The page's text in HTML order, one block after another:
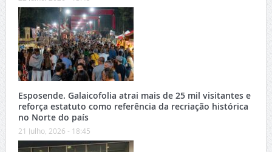
Esposende. Galaicofolia atrai mais de 25 mil visitantes e
reforça estatuto como referência da recriação histórica
no Norte do país
21 Julho, 2026 - 18:45